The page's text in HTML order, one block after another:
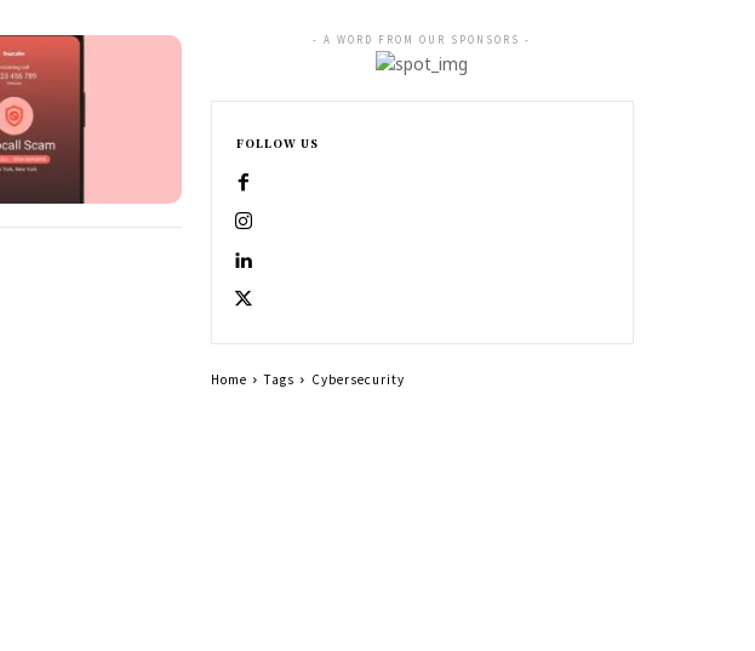
- A WORD FROM OUR SPONSORS -
FOLLOW US
Home Tags Cybersecurity